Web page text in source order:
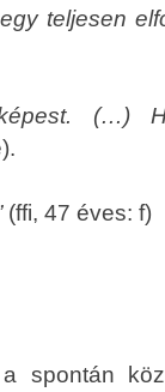
teljesen
(…)
(ffi, 47 éves: f)
spontán